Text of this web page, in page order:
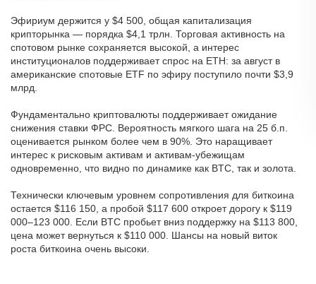
Эфириум держится у $4 500, общая капитализация
крипторынка — порядка $4,1 трлн. Торговая активность на
спотовом рынке сохраняется высокой, а интерес
институционалов поддерживает спрос на ETH: за август в
американские спотовые ETF по эфиру поступило почти $3,9
млрд.
Фундаментально криптовалюты поддерживает ожидание
снижения ставки ФРС. Вероятность мягкого шага на 25 б.п.
оценивается рынком более чем в 90%. Это наращивает
интерес к рисковым активам и активам-убежищам
одновременно, что видно по динамике как BTC, так и золота.
Технически ключевым уровнем сопротивления для биткоина
остается $116 150, а пробой $117 600 откроет дорогу к $119
000–123 000. Если BTC пробьет вниз поддержку на $113 800,
цена может вернуться к $110 000. Шансы на новый виток
роста биткоина очень высоки.